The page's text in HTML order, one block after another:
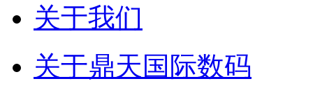
关于我们
关于鼎天国际数码